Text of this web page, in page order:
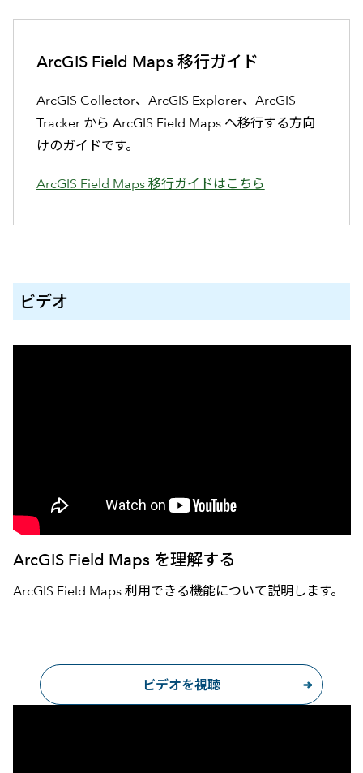
ArcGIS Field Maps 移行ガイド
ArcGIS Collector、ArcGIS Explorer、ArcGIS
Tracker から ArcGIS Field Maps へ移行する方向
けのガイドです。
ArcGIS Field Maps 移行ガイドはこちら
ビデオ
ArcGIS Field Maps を理解する
ArcGIS Field Maps 利用できる機能について説明します。
ビデオを視聴